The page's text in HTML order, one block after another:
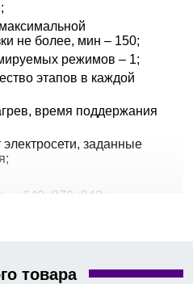
не более, мин – 150;
режимов – 1;
этапов в каждой
время поддержания
заданные
— 640×870×840;
окно диам. 35 мм. (по
товара